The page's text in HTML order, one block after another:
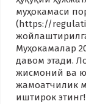
муҳокамаси
(https://
Муҳокамалар
давом этади.
жисмоний ва
жамоатчилик
иштирок этинг!